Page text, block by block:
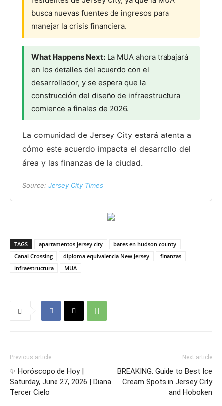
busca nuevas fuentes de ingresos para
manejar la crisis financiera.
What Happens Next: La MUA ahora trabajará
en los detalles del acuerdo con el
desarrollador, y se espera que la
construcción del diseño de infraestructura
comience a finales de 2026.
La comunidad de Jersey City estará atenta a
cómo este acuerdo impacta el desarrollo del
área y las finanzas de la ciudad.
Source: Jersey City Times
TAGS apartamentos jersey city
bares en hudson county
Canal Crossing
diploma equivalencia New Jersey
finanzas
infraestructura
MUA
Previous article
✨ Horóscopo de Hoy |
Saturday, June 27, 2026 | Diana
Tercer Cielo
Next article
BREAKING: Guide to Best Ice
Cream Spots in Jersey City
and Hoboken